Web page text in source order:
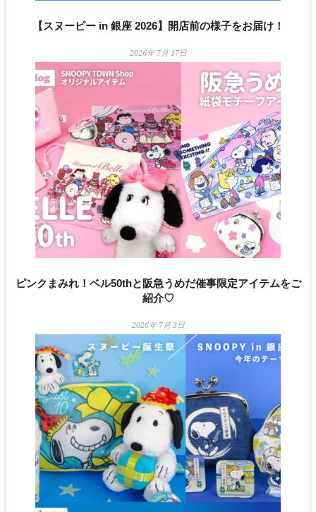
【スヌーピー in 銀座 2026】開店前の様子をお届け！
2026年 7月 17日
ピンクまみれ！ベル50thと阪急うめだ催事限定アイテムをご
紹介♡
2026年 7月 3日